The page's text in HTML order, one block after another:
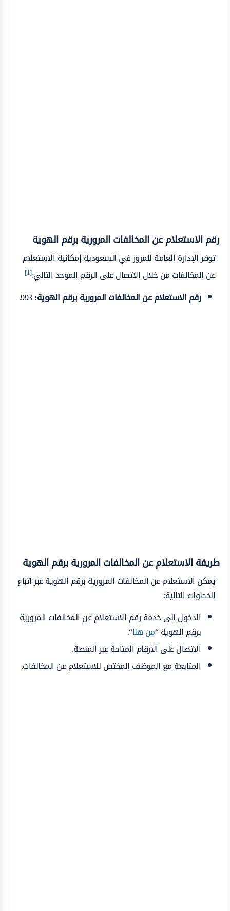
رقم الاستعلام عن المخالفات المرورية برقم الهوية
توفر الإدارة العامة للمرور في السعودية إمكانية الاستعلام
عن المخالفات من خلال الاتصال على الرقم الموحد التالي:[1]
رقم الاستعلام عن المخالفات المرورية برقم الهوية:993.
طريقة الاستعلام عن المخالفات المرورية برقم الهوية
يمكن الاستعلام عن المخالفات المرورية برقم الهوية عبر اتباع
الخطوات التالية:
الدخول إلى خدمة رقم الاستعلام عن المخالفات المرورية
برقم الهوية “من هنا“.
الاتصال على الأرقام المتاحة عبر المنصة.
المتابعة مع الموظف المختص للاستعلام عن المخالفات.